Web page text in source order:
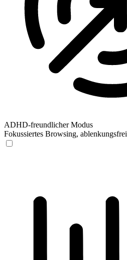
ADHD-freundlicher Modus
Fokussiertes Browsing, ablenkungsfrei